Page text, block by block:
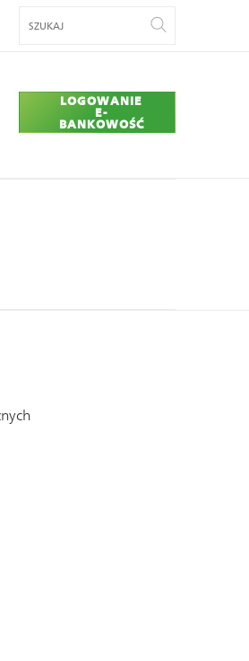
LOGOWANIE
E-
BANKOWOŚĆ